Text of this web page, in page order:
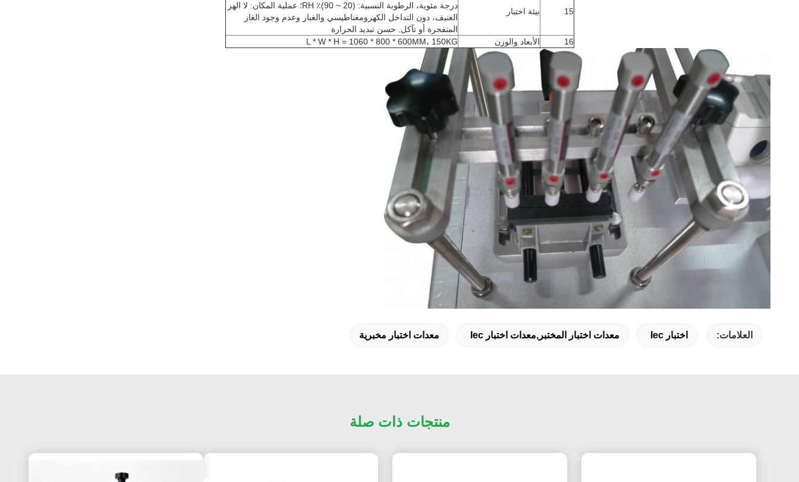
15 بيئة اختبار
درجة مئوية، الرطوبة النسبية: (20 ~ 90)٪ RH؛ عملية المكان: لا الهز
العنيف، دون التداخل الكهرومغناطيسي والغبار وعدم وجود الغاز
المتفجرة أو تآكل.
حسن تبديد الحرارة
16
الأبعاد والوزن L * W * H = 1060 * 800 * 600MM، 150KG
العلامات: اختبار Iec معدات اختبار المختبر,معدات اختبار Iec معدات اختبار مخبرية
منتجات ذات صلة